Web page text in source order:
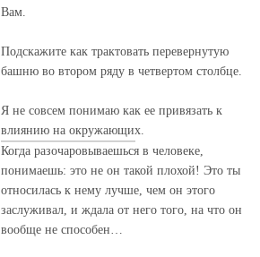
Вам.
Подскажите как трактовать перевернутую
башню во втором ряду в четвертом столбце.
Я не совсем понимаю как ее привязать к
влиянию на окружающих.
Когда разочаровываешься в человеке,
понимаешь: это не он такой плохой! Это ты
относилась к нему лучше, чем он этого
заслуживал, и ждала от него того, на что он
вообще не способен…